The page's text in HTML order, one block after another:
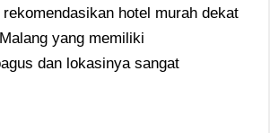
hotel murah dekat
yang memiliki
dan lokasinya sangat